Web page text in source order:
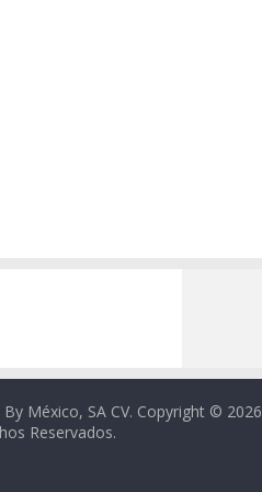
By México, SA CV. Copyright © 2026
Reservados.